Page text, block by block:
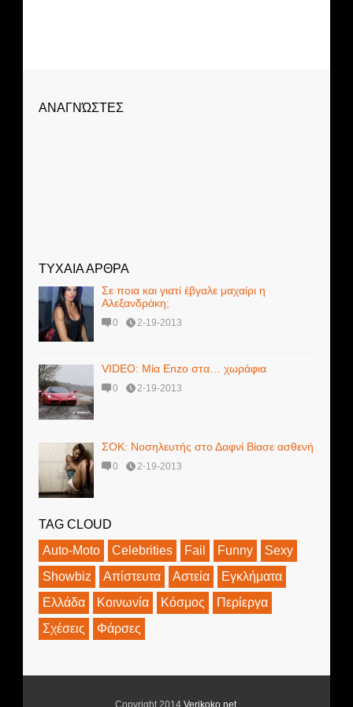
ΑΝΑΓΝΏΣΤΕΣ
ΤΥΧΑΙΑ ΑΡΘΡΑ
Σε ποια και γιατί έβγαλε μαχαίρι η
Αλεξανδράκη;
0 2-19-2013
VIDEO: Μία Enzo στα… χωράφια
0 2-19-2013
ΣΟΚ: Νοσηλευτής στο Δαφνί Βίασε ασθενή
0 2-19-2013
TAG CLOUD
Auto-Moto
Celebrities Fail Funny
Sexy
Showbiz
Απίστευτα Αστεία
Εγκλήματα
Ελλάδα
Κοινωνία Κόσμος
Περίεργα
Σχέσεις
Φάρσες
Copyright 2014 Verikoko.net.